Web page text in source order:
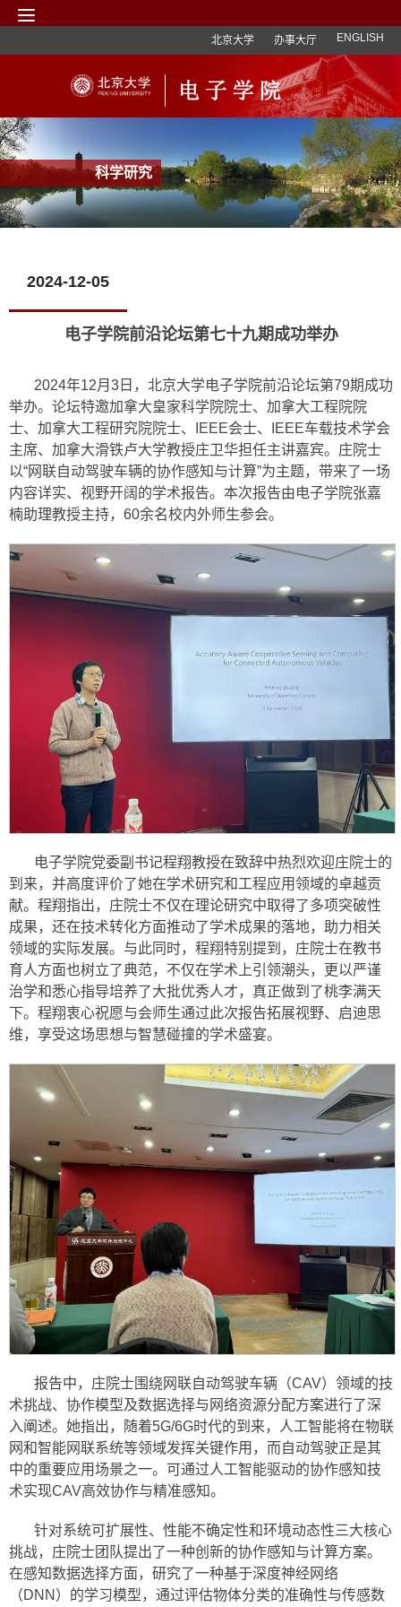
北京大学 办事大厅 ENGLISH
科学研究
2024-12-05
电子学院前沿论坛第七十九期成功举办
2024年12月3日，北京大学电子学院前沿论坛第79期成功
举办。论坛特邀加拿大皇家科学院院士、加拿大工程院院
士、加拿大工程研究院院士、IEEE会士、IEEE车载技术学会
主席、加拿大滑铁卢大学教授庄卫华担任主讲嘉宾。庄院士
以“网联自动驾驶车辆的协作感知与计算”为主题，带来了一场
内容详实、视野开阔的学术报告。本次报告由电子学院张嘉
楠助理教授主持，60余名校内外师生参会。
电子学院党委副书记程翔教授在致辞中热烈欢迎庄院士的
到来，并高度评价了她在学术研究和工程应用领域的卓越贡
献。程翔指出，庄院士不仅在理论研究中取得了多项突破性
成果，还在技术转化方面推动了学术成果的落地，助力相关
领域的实际发展。与此同时，程翔特别提到，庄院士在教书
育人方面也树立了典范，不仅在学术上引领潮头，更以严谨
治学和悉心指导培养了大批优秀人才，真正做到了桃李满天
下。程翔衷心祝愿与会师生通过此次报告拓展视野、启迪思
维，享受这场思想与智慧碰撞的学术盛宴。
报告中，庄院士围绕网联自动驾驶车辆（CAV）领域的技
术挑战、协作模型及数据选择与网络资源分配方案进行了深
入阐述。她指出，随着5G/6G时代的到来，人工智能将在物联
网和智能网联系统等领域发挥关键作用，而自动驾驶正是其
中的重要应用场景之一。可通过人工智能驱动的协作感知技
术实现CAV高效协作与精准感知。
针对系统可扩展性、性能不确定性和环境动态性三大核心
挑战，庄院士团队提出了一种创新的协作感知与计算方案。
在感知数据选择方面，研究了一种基于深度神经网络
（DNN）的学习模型，通过评估物体分类的准确性与传感数